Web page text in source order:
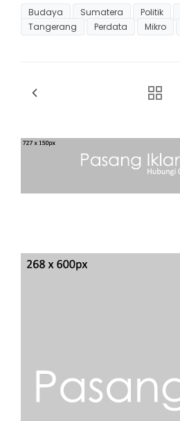
Budaya Sumatera Politik
Tangerang
Perdata Mikro